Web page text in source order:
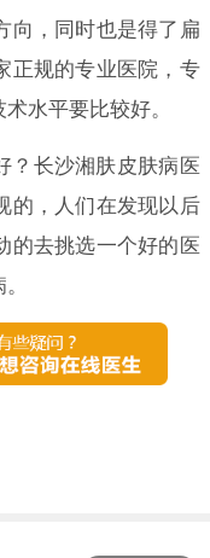
向，同时也是得了扁
正规的专业医院，专
水平要比较好。
？长沙湘肤皮肤病医
的，人们在发现以后
的去挑选一个好的医